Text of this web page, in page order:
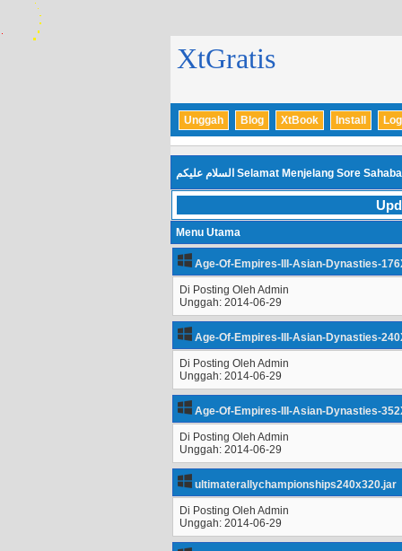
XtGratis
Unggah Blog XtBook Install
Selamat Menjelang Sore
Menu Utama
Age-Of-Empires-III-Asian-Dynasties-
Di Posting Oleh Admin
Unggah: 2014-06-29
Age-Of-Empires-III-Asian-Dynasties-
Di Posting Oleh Admin
Unggah: 2014-06-29
Age-Of-Empires-III-Asian-Dynasties-
Di Posting Oleh Admin
Unggah: 2014-06-29
ultimaterallychampionships240x320.jar
Di Posting Oleh Admin
Unggah: 2014-06-29